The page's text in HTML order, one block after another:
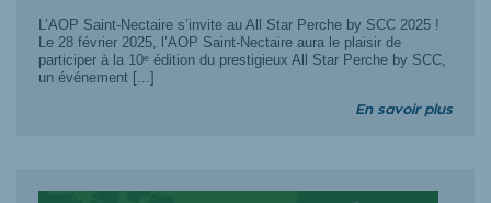
L’AOP Saint-Nectaire s’invite au All Star Perche by SCC 2025 !
Le 28 février 2025, l’AOP Saint-Nectaire aura le plaisir de
participer à la 10ᵉ édition du prestigieux All Star Perche by SCC,
un événement [...]
En savoir plus